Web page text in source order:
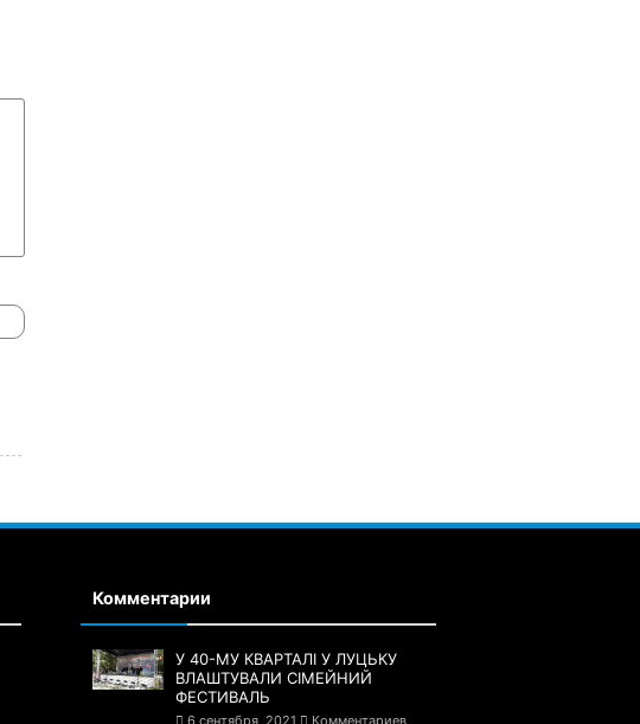
Комментарии
У 40-МУ КВАРТАЛІ У ЛУЦЬКУ
ВЛАШТУВАЛИ СІМЕЙНИЙ
ФЕСТИВАЛЬ